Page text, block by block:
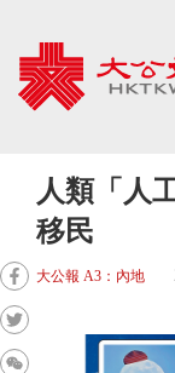
人類「人
移民
大公報 A3：內地